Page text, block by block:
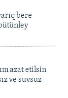
bere
azat etilsin
ve suvsuz